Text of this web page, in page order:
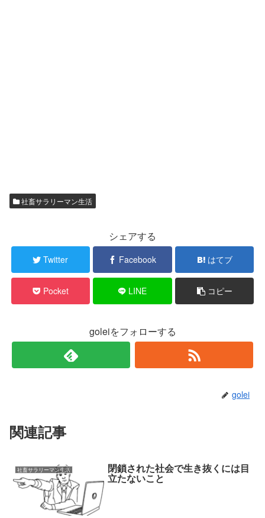
社畜サラリーマン生活
シェアする
Twitter Facebook はてブ
Pocket LINE コピー
goleiをフォローする
golei
関連記事
社畜サラリーマン生活 閉鎖された社会で生き抜くには目
立たないこと